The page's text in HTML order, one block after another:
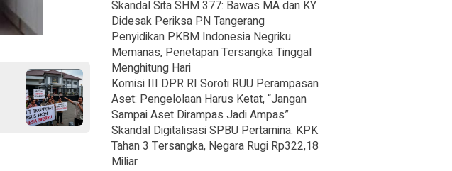
Skandal Sita SHM 377: Bawas MA dan KY
Didesak Periksa PN Tangerang
Penyidikan PKBM Indonesia Negriku
Memanas, Penetapan Tersangka Tinggal
Menghitung Hari
Komisi III DPR RI Soroti RUU Perampasan
Aset: Pengelolaan Harus Ketat, “Jangan
Sampai Aset Dirampas Jadi Ampas”
Skandal Digitalisasi SPBU Pertamina: KPK
Tahan 3 Tersangka, Negara Rugi Rp322,18
Miliar